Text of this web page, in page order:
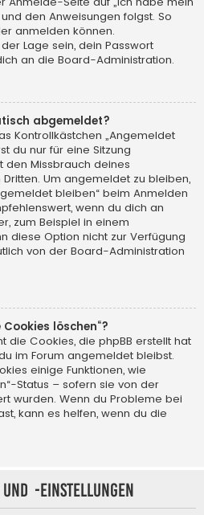
den Anweisungen folgst. So
anmelden können.
Lage sein, dein Passwort
an die Board-Administration.
abgemeldet?
Kontrollkästchen „Angemeldet
du nur für eine Sitzung
den Missbrauch deines
Um angemeldet zu bleiben,
bleiben“ beim Anmelden
wenn du dich an
zum Beispiel in einem
diese Option nicht zur Verfügung
von der Board-Administration
löschen“?
die Cookies, die phpBB erstellt hat
im Forum angemeldet bleibst.
einige Funktionen, wie
Status – sofern sie von der
wurden. Wenn du Probleme bei
kann es helfen, wenn du die
-einstellungen